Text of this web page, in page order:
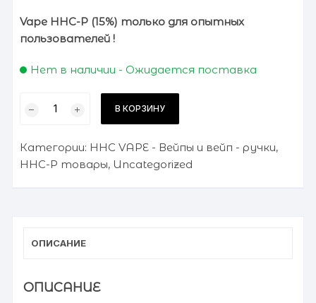
Vape HHC-P (15%) только для опытных
пользователей !
Нет в наличии - Ожидается поставка
товара
HHС-
P
В КОРЗИНУ
Категории: HHC VAPE - Вейпы и вейп - ручки,
HHC-P товары, Uncategorized
ОПИСАНИЕ
ОПИСАНИЕ